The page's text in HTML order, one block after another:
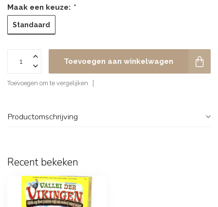
Maak een keuze: *
Standaard
Toevoegen aan winkelwagen
Toevoegen om te vergelijken
Productomschrijving
Recent bekeken